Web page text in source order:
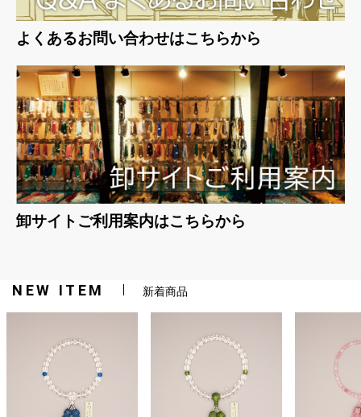
よくあるお問い合わせはこちらから
卸サイトご利用案内はこちらから
NEW ITEM 新着商品